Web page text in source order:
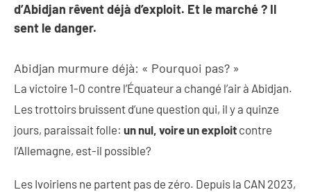
d’Abidjan rêvent déjà d’exploit. Et le marché ? Il
sent le danger.
Abidjan murmure déjà: « Pourquoi pas? »
La victoire 1-0 contre l’Équateur a changé l’air à Abidjan.
Les trottoirs bruissent d’une question qui, il y a quinze
jours, paraissait folle: un nul, voire un exploit contre
l’Allemagne, est-il possible?
Les Ivoiriens ne partent pas de zéro. Depuis la CAN 2023,